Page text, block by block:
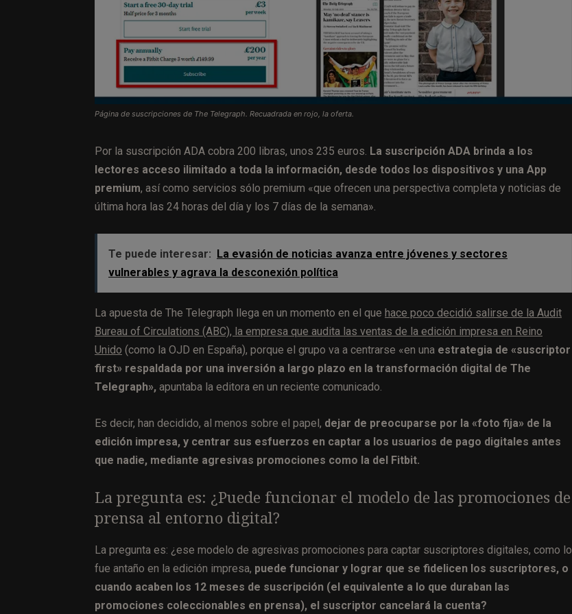
Página de suscripciones de The Telegraph. Recuadrada en rojo, la oferta.
Por la suscripción ADA cobra 200 libras, unos 235 euros. La suscripción ADA brinda a los
lectores acceso ilimitado a toda la información, desde todos los dispositivos y una App
premium, así como servicios sólo premium «que ofrecen una perspectiva completa y noticias de
última hora las 24 horas del día y los 7 días de la semana».
Te puede interesar: La evasión de noticias avanza entre jóvenes y sectores
vulnerables y agrava la desconexión política
La apuesta de The Telegraph llega en un momento en el que hace poco decidió salirse de la Audit
Bureau of Circulations (ABC), la empresa que audita las ventas de la edición impresa en Reino
Unido (como la OJD en España), porque el grupo va a centrarse «en una estrategia de «suscriptor
first» respaldada por una inversión a largo plazo en la transformación digital de The
Telegraph», apuntaba la editora en un reciente comunicado.
Es decir, han decidido, al menos sobre el papel, dejar de preocuparse por la «foto fija» de la
edición impresa, y centrar sus esfuerzos en captar a los usuarios de pago digitales antes
que nadie, mediante agresivas promociones como la del Fitbit.
La pregunta es: ¿Puede funcionar el modelo de las promociones de
prensa al entorno digital?
La pregunta es: ¿ese modelo de agresivas promociones para captar suscriptores digitales, como lo
fue antaño en la edición impresa, puede funcionar y lograr que se fidelicen los suscriptores, o
cuando acaben los 12 meses de suscripción (el equivalente a lo que duraban las
promociones coleccionables en prensa), el suscriptor cancelará la cuenta?